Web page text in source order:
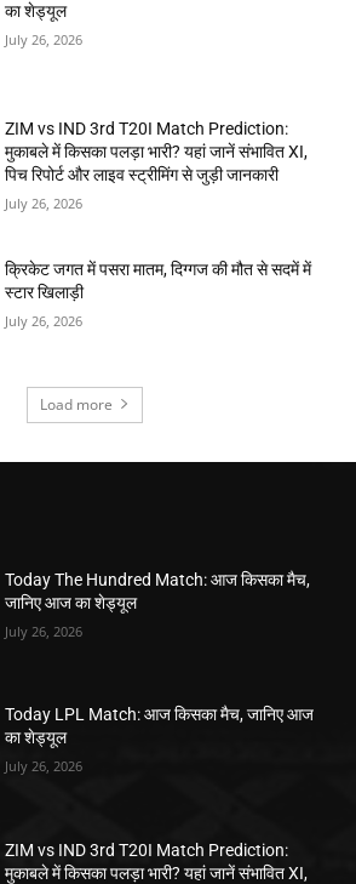
का शेड्यूल
July 26, 2026
ZIM vs IND 3rd T20I Match Prediction:
मुकाबले में किसका पलड़ा भारी? यहां जानें संभावित XI,
पिच रिपोर्ट और लाइव स्ट्रीमिंग से जुड़ी जानकारी
July 26, 2026
क्रिकेट जगत में पसरा मातम, दिग्गज की मौत से सदमें में
स्टार खिलाड़ी
July 26, 2026
Load more
Today The Hundred Match: आज किसका मैच,
जानिए आज का शेड्यूल
July 26, 2026
Today LPL Match: आज किसका मैच, जानिए आज
का शेड्यूल
July 26, 2026
ZIM vs IND 3rd T20I Match Prediction:
मुकाबले में किसका पलड़ा भारी? यहां जानें संभावित XI,